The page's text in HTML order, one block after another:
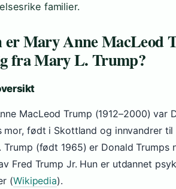
familier.
er Mary Anne MacLeod
fra Mary L. Trump?
MacLeod Trump (1912–2000) var
mor, født i Skottland og innvandrer til
Trump (født 1965) er Donald Trumps
Fred Trump Jr. Hun er utdannet
(Wikipedia).